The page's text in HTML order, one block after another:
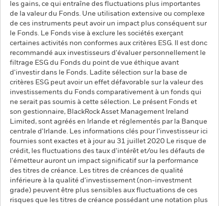
les gains, ce qui entraîne des fluctuations plus importantes
de la valeur du Fonds. Une utilisation extensive ou complexe
de ces instruments peut avoir un impact plus conséquent sur
le Fonds. Le Fonds vise à exclure les sociétés exerçant
certaines activités non conformes aux critères ESG. Il est donc
recommandé aux investisseurs d'évaluer personnellement le
filtrage ESG du Fonds du point de vue éthique avant
d'investir dans le Fonds. Ladite sélection sur la base de
critères ESG peut avoir un effet défavorable sur la valeur des
investissements du Fonds comparativement à un fonds qui
ne serait pas soumis à cette sélection. Le présent Fonds et
son gestionnaire, BlackRock Asset Management Ireland
Limited, sont agréés en Irlande et réglementés par la Banque
centrale d'Irlande. Les informations clés pour l’investisseur ici
fournies sont exactes et à jour au 31 juillet 2020 Le risque de
crédit, les fluctuations des taux d'intérêt et/ou les défauts de
l'émetteur auront un impact significatif sur la performance
des titres de créance. Les titres de créances de qualité
inférieure à la qualité d'investissement (non-investment
grade) peuvent être plus sensibles aux fluctuations de ces
risques que les titres de créance possédant une notation plus